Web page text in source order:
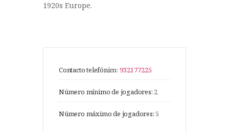
1920s Europe.
Contacto telefónico: 932177225
Número mínimo de jogadores: 2
Número máximo de jogadores: 5